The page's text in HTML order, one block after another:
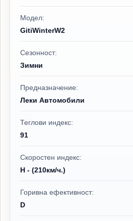
Модел:
GitiWinterW2
Сезонност:
Зимни
Предназначение:
Леки Автомобили
Теглови индекс:
91
Скоростен индекс:
H - (210км/ч.)
Горивна ефективност:
D